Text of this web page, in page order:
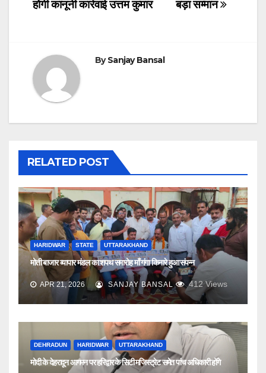
b
o
k
A dI
बड़ा सम्मान
होगी कानूनी कार्रवाई उत्तम कुमार
BySanjay Bansal
RELATED POST
HARIDWAR STATE UTTARAKHAND
मोती बाजार व्यापार मंडल का शपथ समारोह माँ गंगा किनारे हुआ संपन्न
APR 21, 2026 SANJAY BANSAL 412Views
DEHRADUN HARIDWAR UTTARAKHAND
मोदी के देहरादून आगमन पर हरिद्वार के सिटी मजिस्ट्रेट समेत पांच अधिकारी होंगे